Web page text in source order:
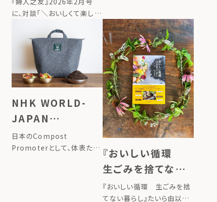
に、対談「＼おいしくて楽しい
減」が掲載されました。 詳し
くはこちら
記事 […]
NHK WORLD-
JAPAN
FRONTRUNNERS
日本のCompost
Promoterとして、体表たい 『おいしい循環
生ごみを捨てない
暮らし』たいら由以
『おいしい循環 生ごみを捨
てない暮らし』たいら由以子